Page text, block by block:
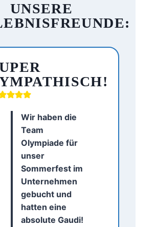
UNSERE
Wir haben die
Team
Olympiade für
unser
Sommerfest im
Unternehmen
gebucht und
hatten eine
absolute Gaudi!